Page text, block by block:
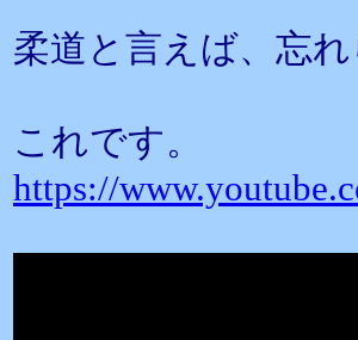
柔道と言えば、忘
これです。
https://